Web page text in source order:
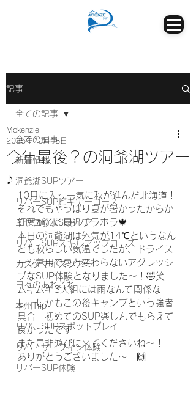
記事
全ての記事
新着情報
洞爺湖SUPツアー
リバーSUPビギナーコース
ニセコ静水SUPツアー
リバーSUPスキルアップコース
カスタマイズツアー
日々のあれこれ
本州Trip
リバーSUPスポットプレイ
リバーサーフィン体験
リバーSUP体験
全ての記事
今年最後？の洞爺湖ツアー
♪
Mckenzie
2025年10月18日
10月に入り一気に秋が進んだ北海道！
それでもやっぱり夏が暑かったからか
紅葉がここ最近チラホラ🍁
本日の洞爺湖は外気が14℃というなん
とも秋らしい気温でしたが、ドライス
ーツ着用で夏と変わらないアグレッシ
ブなSUP体験となりました～！🤣笑
ムキムキ3人組には雨なんて関係な
し！しかもこの後キャンプという強者
具合！初めてのSUP楽しんでもらえて
良かったです！
また是非遊びに来てくださいね～！
ありがとうございました～！🙌